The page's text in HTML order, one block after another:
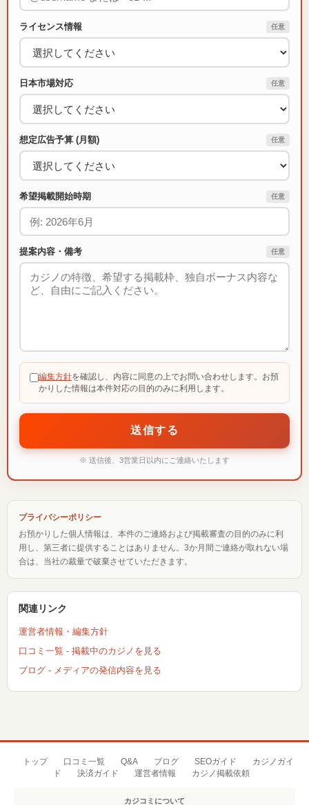
ライセンス情報 任意
日本市場対応 任意
想定広告予算 (月額) 任意
希望掲載開始時期 任意
提案内容・備考 任意
編集方針を確認し、内容に同意の上でお問い合わせします。お預
かりした情報は本件対応の目的のみに利用します。
送信する
※ 送信後、3営業日以内にご連絡いたします
プライバシーポリシー
お預かりした個人情報は、本件のご連絡および掲載審査の目的のみに利
用し、第三者に提供することはありません。3か月間ご連絡が取れない場
合は、当社の裁量で破棄させていただきます。
関連リンク
運営者情報・編集方針
口コミ一覧 - 掲載中のカジノを見る
ブログ - メディアの発信内容を見る
トップ 口コミ一覧 Q&A ブログ SEOガイド
カジノガイ
ド
決済ガイド 運営者情報 カジノ掲載依頼
カジコミについて